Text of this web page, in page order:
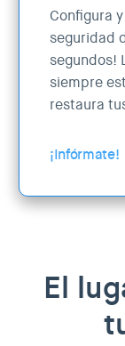
Configura
seguridad
segundos!
siempre
restaura
¡Infórmate!
El